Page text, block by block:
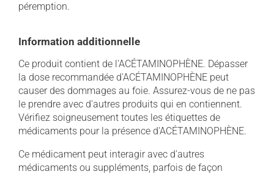
péremption.
Information additionnelle
Ce produit contient de l'ACÉTAMINOPHÈNE. Dépasser
la dose recommandée d'ACÉTAMINOPHÈNE peut
causer des dommages au foie. Assurez-vous de ne pas
le prendre avec d'autres produits qui en contiennent.
Vérifiez soigneusement toutes les étiquettes de
médicaments pour la présence d'ACÉTAMINOPHÈNE.
Ce médicament peut interagir avec d'autres
médicaments ou suppléments, parfois de façon